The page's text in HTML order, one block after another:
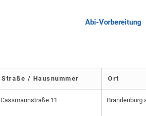
Abi-Vorbereitung
Straße / Hausnummer Ort
Cassmannstraße 11 Brandenburg